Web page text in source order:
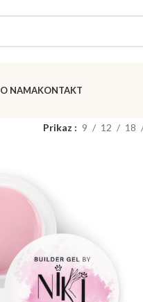
O NAMAKONTAKT
Prikaz 9 12 18